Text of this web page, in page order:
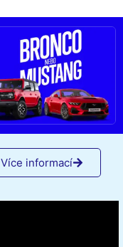
Více informací